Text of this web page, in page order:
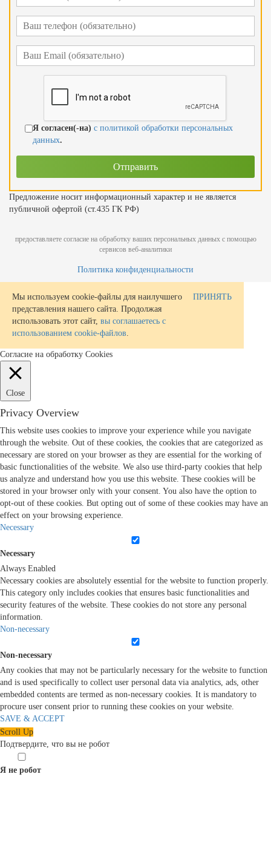
Я согласен(-на) с политикой обработки персональных
данных.
Предложение носит информационный характер и не является
публичной офертой (ст.435 ГК РФ)
предоставляете согласие на обработку ваших персональных данных с помощью
сервисов веб-аналитики
Политика конфиденциальности
Мы используем cookie-файлы для наилучшего
представления нашего сайта. Продолжая
использовать этот сайт, вы соглашаетесь с
использованием cookie-файлов.
ПРИНЯТЬ
Согласие на обработку Cookies
Close
Privacy Overview
This website uses cookies to improve your experience while you navigate
through the website. Out of these cookies, the cookies that are categorized as
necessary are stored on your browser as they are essential for the working of
basic functionalities of the website. We also use third-party cookies that help
us analyze and understand how you use this website. These cookies will be
stored in your browser only with your consent. You also have the option to
opt-out of these cookies. But opting out of some of these cookies may have an
effect on your browsing experience.
Necessary
Necessary
Always Enabled
Necessary cookies are absolutely essential for the website to function properly.
This category only includes cookies that ensures basic functionalities and
security features of the website. These cookies do not store any personal
information.
Non-necessary
Non-necessary
Any cookies that may not be particularly necessary for the website to function
and is used specifically to collect user personal data via analytics, ads, other
embedded contents are termed as non-necessary cookies. It is mandatory to
procure user consent prior to running these cookies on your website.
SAVE & ACCEPT
Scroll Up
Подтвердите, что вы не робот
Я не робот